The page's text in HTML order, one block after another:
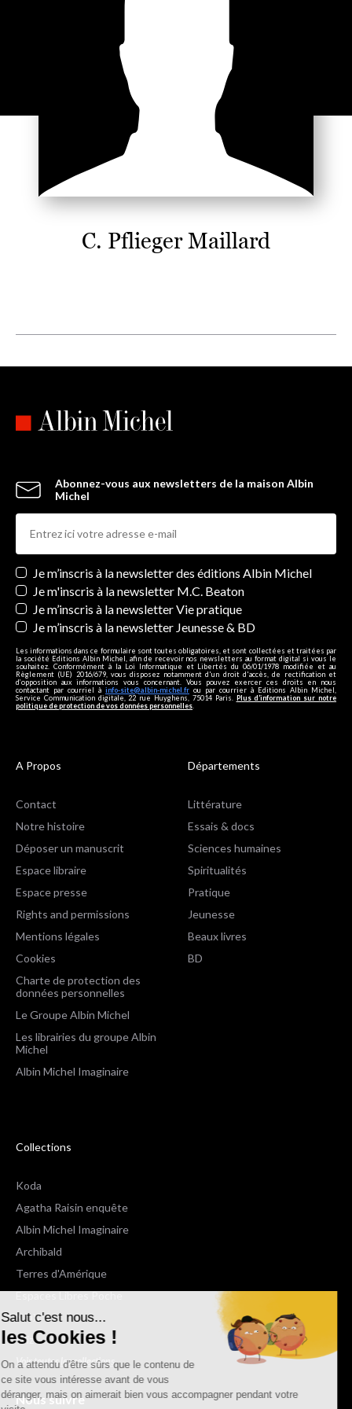
Salut c'est nous...
les Cookies !
On a attendu d'être sûrs que le contenu de
ce site vous intéresse avant de vous
déranger, mais on aimerait bien vous accompagner pendant votre
C. Pflieger Maillard
Abonnez-vous aux newsletters de la maison Albin
Michel
Newsletters
Je m’inscris à la newsletter des éditions Albin Michel
Je m'inscris à la newsletter M.C. Beaton
Je m’inscris à la newsletter Vie pratique
Je m’inscris à la newsletter Jeunesse & BD
Les informations dans ce formulaire sont toutes obligatoires, et sont collectées et traitées par
la société Editions Albin Michel, afin de recevoir nos newsletters au format digital si vous le
souhaitez. Conformément à la Loi Informatique et Libertés du 06/01/1978 modifiée et au
Règlement (UE) 2016/679, vous disposez notamment d'un droit d'accès, de rectification et
d’opposition aux informations vous concernant. Vous pouvez exercer ces droits en nous
contactant par courriel à info-site@albin-michel.fr ou par courrier à Editions Albin Michel,
Service Communication digitale, 22 rue Huyghens, 75014 Paris. Plus d’information sur notre
politique de protection de vos données personnelles
A Propos
Contact
Notre histoire
Déposer un manuscrit
Espace libraire
Espace presse
Rights and permissions
Mentions légales
Cookies
Charte de protection des
données personnelles
Le Groupe Albin Michel
Les librairies du groupe Albin
Michel
Albin Michel Imaginaire
Départements
Littérature
Essais & docs
Sciences humaines
Spiritualités
Pratique
Jeunesse
Beaux livres
BD
Collections
Koda
Agatha Raisin enquête
Albin Michel Imaginaire
Archibald
Terres d'Amérique
Espaces Libres Poche
NOX
Wiz
Voir toutes les collections
Nous suivre